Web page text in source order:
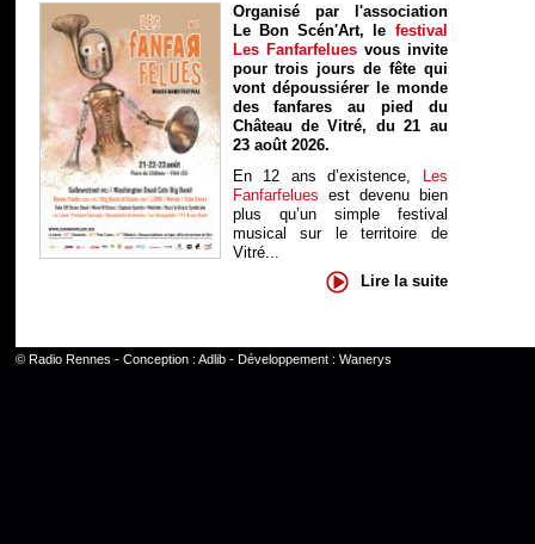
Organisé par l'association
Le Bon Scén'Art, le festival
Les Fanfarfelues vous invite
pour trois jours de fête qui
vont dépoussiérer le monde
des fanfares au pied du
Château de Vitré, du 21 au
23 août 2026.
En 12 ans d’existence, Les
Fanfarfelues est devenu bien
plus qu’un simple festival
musical sur le territoire de
Vitré...
Lire la suite
© Radio Rennes - Conception : Adlib- Développement : Wanerys